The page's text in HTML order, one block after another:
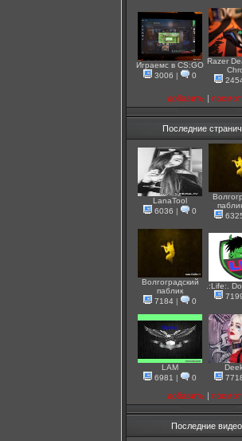
Играемс в CS:GO
3006 | 0
Razer
добавить |
Последние
LanaTool
6036 | 0
Волгоградский
паблик
7184 | 0
.:Life:.
LAM
6981 | 0
добавить |
Последние видео